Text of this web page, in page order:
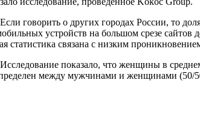
говорить о других городах России, то
устройств на большом срезе сайтов
связана с низким
показало, что женщины в
между мужчинами и женщинами (50/